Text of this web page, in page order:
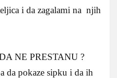
i da zagalami na njih
NE PRESTANU ?
pokaze sipku i da ih